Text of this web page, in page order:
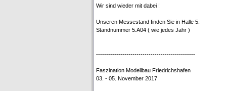
Wir sind wieder mit dabei !
Unseren Messestand finden Sie in Halle 5.
Standnummer 5.A04 ( wie jedes Jahr )
-------------------------------------------------
Faszination Modellbau Friedrichshafen
03. - 05. November 2017